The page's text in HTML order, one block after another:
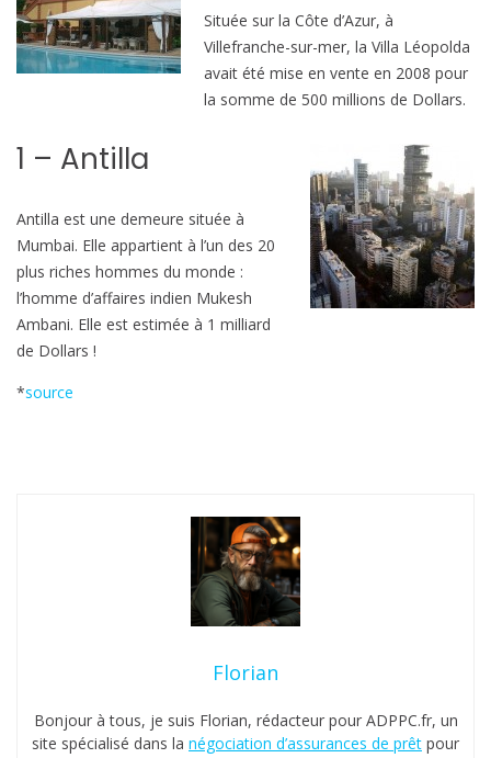
Située sur la Côte d’Azur, à
Villefranche-sur-mer, la Villa Léopolda
avait été mise en vente en 2008 pour
la somme de 500 millions de Dollars.
1 – Antilla
Antilla est une demeure située à
Mumbai. Elle appartient à l’un des 20
plus riches hommes du monde :
l’homme d’affaires indien Mukesh
Ambani. Elle est estimée à 1 milliard
de Dollars !
*source
Florian
Bonjour à tous, je suis Florian, rédacteur pour ADPPC.fr, un
site spécialisé dans la négociation d’assurances de prêt pour